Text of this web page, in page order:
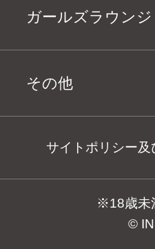
ガールズラウンジ
その他
サイトポリシー及
※18歳未
©